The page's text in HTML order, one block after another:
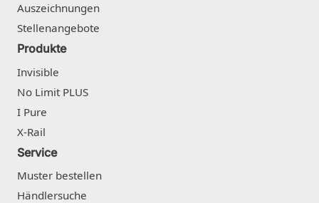
Auszeichnungen
Stellenangebote
Produkte
Invisible
No Limit PLUS
I Pure
X-Rail
Service
Muster bestellen
Händlersuche